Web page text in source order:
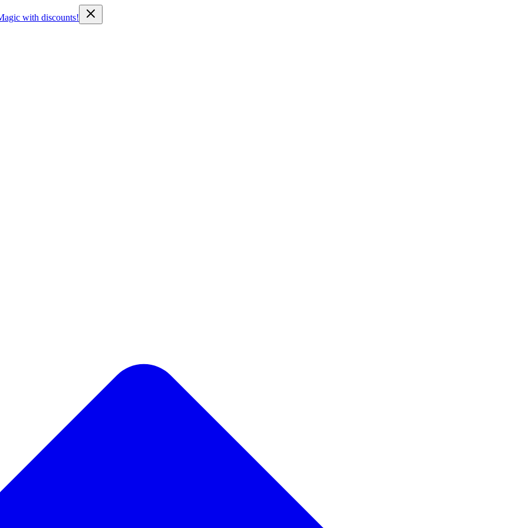
with discounts!